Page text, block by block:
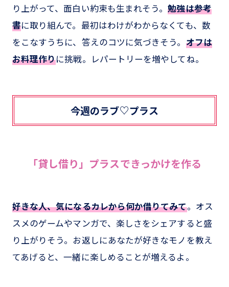
り上がって、面白い約束も生まれそう。勉強は参考
書に取り組んで。最初はわけがわからなくても、数
をこなすうちに、答えのコツに気づきそう。 オフは
お料理作りに挑戦。レパートリーを増やしてね。
今週のラブ♡プラス
「貸し借り」プラスできっかけを作る
好きな人、気になるカレから何か借りてみて。オス
スメのゲームやマンガで、楽しさをシェアすると盛
り上がりそう。お返しにあなたが好きなモノを教え
てあげると、一緒に楽しめることが増えるよ。